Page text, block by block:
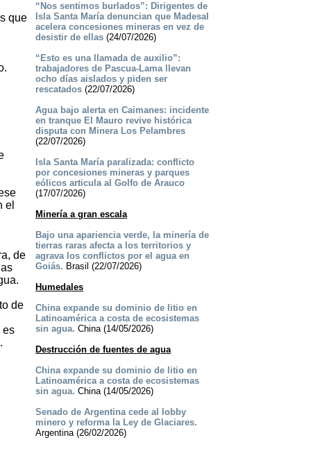
que
el
de
de
es
“Nos sentimos burlados”: Dirigentes de
Isla Santa María denuncian que Madesal
acelera concesiones mineras en vez de
desistir de ellas(24/07/2026)
“Esto es una llamada de auxilio”:
trabajadores de Pascua-Lama llevan
ocho días aislados y piden ser
rescatados(22/07/2026)
Agua bajo alerta en Caimanes: incidente
en tranque El Mauro revive histórica
disputa con Minera Los Pelambres
(22/07/2026)
Isla Santa María paralizada: conflicto
por concesiones mineras y parques
eólicos articula al Golfo de Arauco
(17/07/2026)
Minería a gran escala
Bajo una apariencia verde, la minería de
tierras raras afecta a los territorios y
agrava los conflictos por el agua en
Goiás. Brasil (22/07/2026)
Humedales
China expande su dominio de litio en
Latinoamérica a costa de ecosistemas
sin agua. China (14/05/2026)
Destrucción de fuentes de agua
China expande su dominio de litio en
Latinoamérica a costa de ecosistemas
sin agua. China (14/05/2026)
Senado de Argentina cede al lobby
minero y reforma la Ley de Glaciares.
Argentina (26/02/2026)